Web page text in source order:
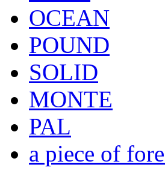
OCEAN
POUND
SOLID
MONTE
PAL
a piece of